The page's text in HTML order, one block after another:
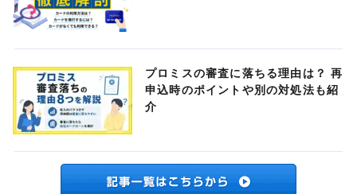
プロミスの審査に落ちる理由は？ 再
申込時のポイントや別の対処法も紹
介